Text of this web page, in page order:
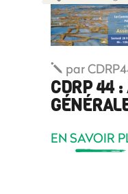
par
CDRP 44
EN SAVOIR